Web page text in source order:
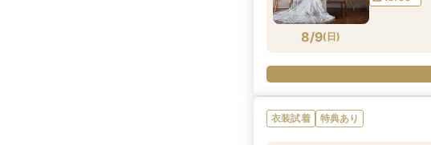
8/9( 日)
衣装試着 特典あり